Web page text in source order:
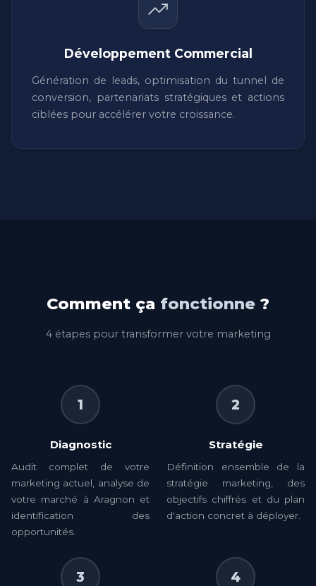
Développement Commercial
Génération de leads, optimisation du tunnel de
conversion, partenariats stratégiques et actions
ciblées pour accélérer votre croissance.
Comment ça fonctionne ?
4 étapes pour transformer votre marketing
1
Diagnostic
Audit complet de votre
marketing actuel, analyse de
votre marché à Aragnon et
identification des
opportunités.
2
Stratégie
Définition ensemble de la
stratégie marketing, des
objectifs chiffrés et du plan
d'action concret à déployer.
3 4